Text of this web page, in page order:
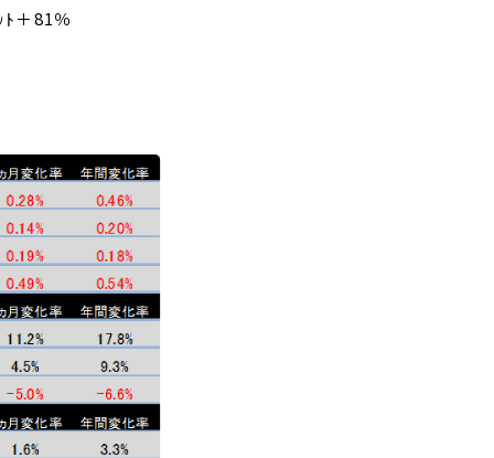
ﾄ＋81％